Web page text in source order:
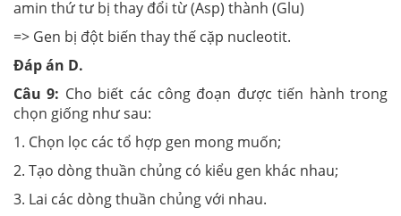
amin thứ tư bị thay đổi từ (Asp) thành (Glu)
=> Gen bị đột biến thay thế cặp nucleotit.
Đáp án D.
Câu 9: Cho biết các công đoạn được tiến hành trong
chọn giống như sau:
1. Chọn lọc các tổ hợp gen mong muốn;
2. Tạo dòng thuần chủng có kiểu gen khác nhau;
3. Lai các dòng thuần chủng với nhau.